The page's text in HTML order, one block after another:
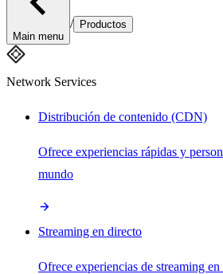
Main menu
/ Productos
Network Services
Distribución de contenido (CDN)
Ofrece experiencias rápidas y
mundo
Streaming en directo
Ofrece experiencias de streaming